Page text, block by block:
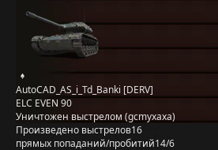
AutoCAD_AS_i_Td_Banki [DERV]
ELC EVEN 90
Уничтожен выстрелом (gcmyxaxa)
Произведено выстрелов16
прямых попаданий/пробитий14/6